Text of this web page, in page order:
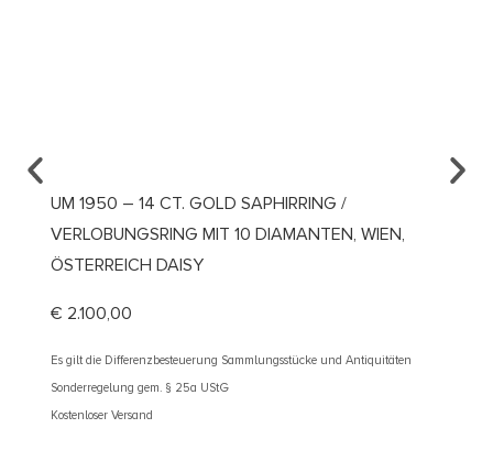
UM 1950 – 14 CT. GOLD SAPHIRRING /
VERLOBUNGSRING MIT 10 DIAMANTEN, WIEN,
ÖSTERREICH DAISY
€ 2.100,00
Es gilt die Differenzbesteuerung Sammlungsstücke und Antiquitäten
Sonderregelung gem. § 25a UStG
Kostenloser Versand